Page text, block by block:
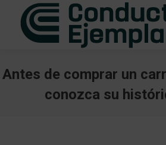
Antes de comprar un
conozca su